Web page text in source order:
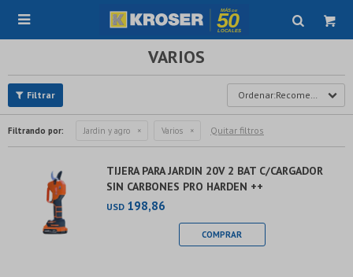

VARIOS
Recomendados
Filtrando por: Jardin y agro Varios Quitar filtros
TIJERA PARA JARDIN 20V 2 BAT C/CARGADOR
SIN CARBONES PRO HARDEN ++
USD 198,86